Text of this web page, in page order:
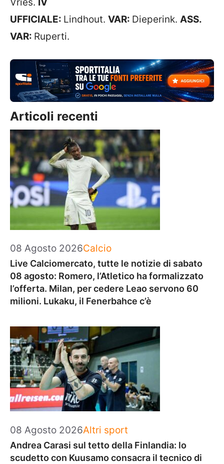
UFFICIALE: Lindhout. VAR: Dieperink. ASS.
VAR: Ruperti.
Articoli recenti
08 Agosto 2026Categorie
Calcio
Live Calciomercato, tutte le notizie di sabato
08 agosto: Romero, l’Atletico ha formalizzato
l’offerta. Milan, per cedere Leao servono 60
milioni. Lukaku, il Fenerbahce c’è
08 Agosto 2026Categorie
Altri sport
Andrea Carasi sul tetto della Finlandia: lo
scudetto con Kuusamo consacra il tecnico di